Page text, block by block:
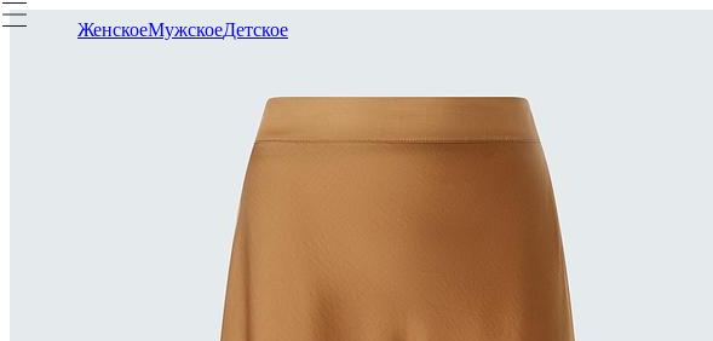
ЖенскоеМужскоеДетское